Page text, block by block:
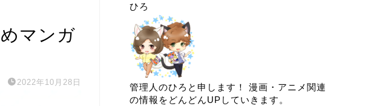
マンガ
2022年10月28日
ひろ
管理人のひろと申します！ 漫画・アニメ関連
の情報をどんどんUPしていきます。